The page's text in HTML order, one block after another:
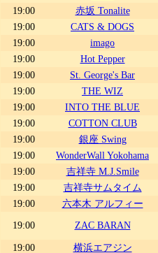
19:00
赤坂 Tonalite
19:00
CATS & DOGS
19:00
imago
19:00
Hot Pepper
19:00
St. George's Bar
19:00
THE WIZ
19:00
INTO THE BLUE
19:00
COTTON CLUB
19:00
銀座 Swing
19:00
WonderWall Yokohama
19:00
吉祥寺 M.J.Smile
19:00
吉祥寺サムタイム
19:00
六本木 アルフィー
19:00
ZAC BARAN
19:00
横浜エアジン